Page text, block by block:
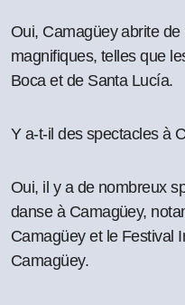
Oui, Camagüey abrite
magnifiques, telles que
Boca et de Santa Lucía.
Y a-t-il des spectacles à
Oui, il y a de nombreux
danse à Camagüey,
Camagüey et le Festival
Camagüey.